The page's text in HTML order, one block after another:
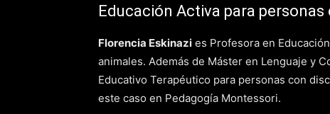
Educación Activa para
Florencia Eskinazi es Profesora en
animales. Además de Máster en Lenguaje y
Educativo Terapéutico para personas con
este caso en Pedagogía Montessori.